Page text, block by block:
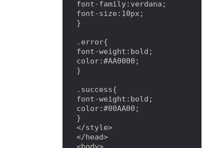
font-family:verdana;
font-size:10px;
}
.error{
font-weight:bold;
color:#AA0000;
}
.success{
font-weight:bold;
color:#00AA00;
}
</style>
</head>